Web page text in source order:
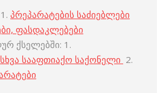
პრეპარატების საძიებლები
ფასდაკლებები
ქსელებში: 1.
სააფთიაქო საქონელი 2.